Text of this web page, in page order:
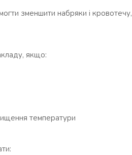
зменшити набряки і кровотечу,
якщо:
температури